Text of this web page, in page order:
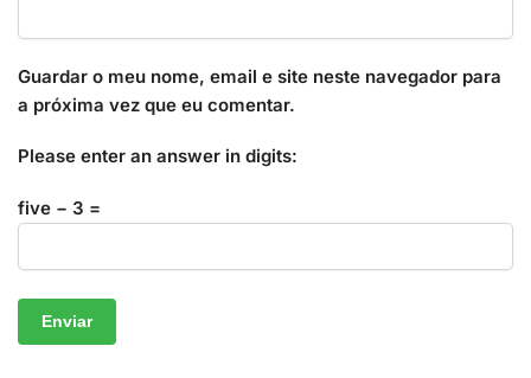
Guardar o meu nome, email e site neste navegador para
a próxima vez que eu comentar.
Please enter an answer in digits:
five − 3 =